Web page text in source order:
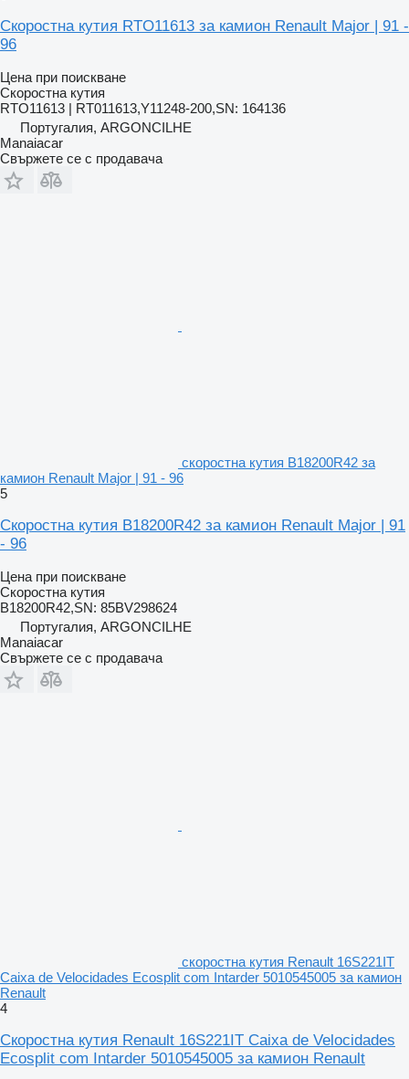
Скоростна кутия RTO11613 за камион Renault Major | 91 -
96
Цена при поискване
Скоростна кутия
RTO11613 | RT011613,Y11248-200,SN: 164136
Португалия, ARGONCILHE
Manaiacar
Свържете се с продавача
скоростна кутия B18200R42 за
камион Renault Major | 91 - 96
5
Скоростна кутия B18200R42 за камион Renault Major | 91
- 96
Цена при поискване
Скоростна кутия
B18200R42,SN: 85BV298624
Португалия, ARGONCILHE
Manaiacar
Свържете се с продавача
скоростна кутия Renault 16S221IT
Caixa de Velocidades Ecosplit com Intarder 5010545005 за камион
Renault
4
Скоростна кутия Renault 16S221IT Caixa de Velocidades
Ecosplit com Intarder 5010545005 за камион Renault